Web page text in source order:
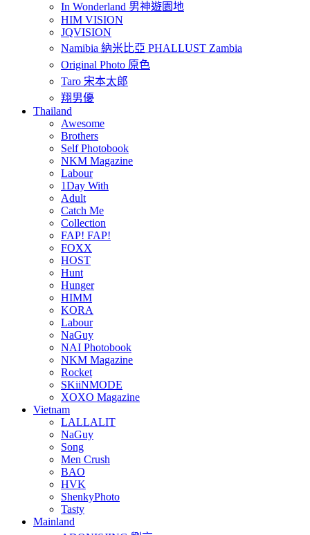
In Wonderland 男神遊園地
HIM VISION
JQVISION
Namibia 納米比亞 PHALLUST Zambia
Original Photo 原色
Taro 宋本太郎
翔男優
Thailand
Awesome
Brothers
Self Photobook
NKM Magazine
Labour
1Day With
Adult
Catch Me
Collection
FAP! FAP!
FOXX
HOST
Hunt
Hunger
HIMM
KORA
Labour
NaGuy
NAI Photobook
NKM Magazine
Rocket
SKiiNMODE
XOXO Magazine
Vietnam
LALLALIT
NaGuy
Song
Men Crush
BAO
HVK
ShenkyPhoto
Tasty
Mainland